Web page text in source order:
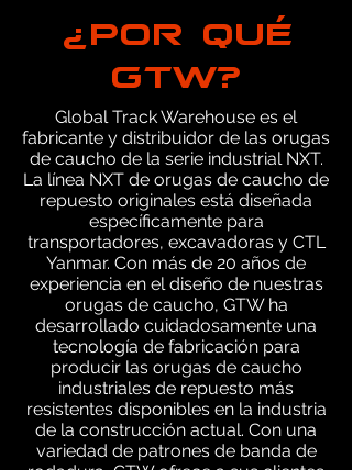
¿POR QUÉ
GTW?
Global Track Warehouse es el
fabricante y distribuidor de las orugas
de caucho de la serie industrial NXT.
La línea NXT de orugas de caucho de
repuesto originales está diseñada
específicamente para
transportadores, excavadoras y CTL
Yanmar. Con más de 20 años de
experiencia en el diseño de nuestras
orugas de caucho, GTW ha
desarrollado cuidadosamente una
tecnología de fabricación para
producir las orugas de caucho
industriales de repuesto más
resistentes disponibles en la industria
de la construcción actual. Con una
variedad de patrones de banda de